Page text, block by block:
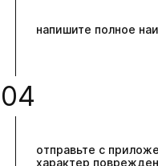
напишите полное
04
отправьте с
характер